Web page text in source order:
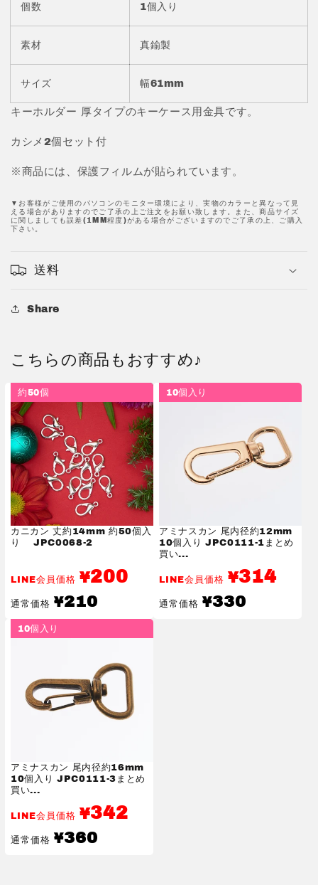
カ
シ
メ
真
鍮
JPC164-
の
量
を
す
シ
鍮
JPC164-
の
量
を
個数 1個入り
素材 真鍮製
サイズ 幅61mm
キーホルダー 厚タイプのキーケース用金具です。
カシメ2個セット付
※商品には、保護フィルムが貼られています。
▼お客様がご使用のパソコンのモニター環境により、実物のカラーと異なって見
える場合がありますのでご了承の上ご注文をお願い致します。また、商品サイズ
に関しましても誤差(1MM程度)がある場合がございますのでご了承の上、ご購入
下さい。
送料
Share
こちらの商品もおすすめ♪
約50個
カニカン 丈約14mm 約50個入
り JPC0068-2
LINE会員価格 ¥200
通常価格
通
常
価
格
¥210
10個入り
アミナスカン 尾内径約12mm
10個入り JPC0111-1まとめ
買い...
LINE会員価格 ¥314
通常価格
通
常
¥330
10個入り
アミナスカン 尾内径約16mm
10個入り JPC0111-3まとめ
買い...
LINE会員価格 ¥342
通常価格
通
常
¥360